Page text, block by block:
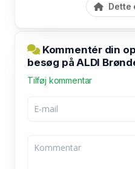
Dette
Kommentér din
besøg på ALDI
Tilføj kommentar